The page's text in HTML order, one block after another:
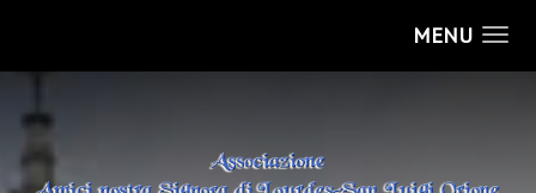
MENU